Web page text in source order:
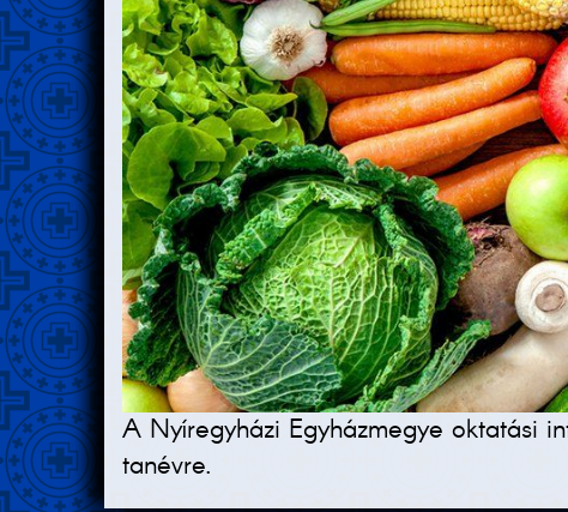
A Nyíregyházi Egyházmegye oktatási
tanévre.